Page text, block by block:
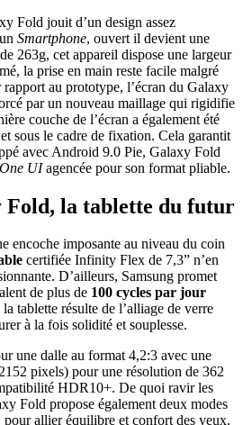
Fold jouit d’un design assez
Smartphone, ouvert il devient une
263g, cet appareil dispose une largeur
la prise en main reste facile malgré
rapport au prototype, l’écran du Galaxy
par un nouveau maillage qui rigidifie
couche de l’écran a également été
sous le cadre de fixation. Cela garantit
avec Android 9.0 Pie, Galaxy Fold
One UIagencée pour son format pliable.
Fold, la tablette du futur
encoche imposante au niveau du coin
certifiée Infinity Flex de 7,3” n’en
D’ailleurs, Samsung promet
de plus de 100 cycles par jour
la tablette résulte de l’alliage de verre
à la fois solidité et souplesse.
une dalle au format 4,2:3 avec une
pixels) pour une résolution de 362
HDR10+. De quoi ravir les
Fold propose également deux modes
allier équilibre et confort des yeux.